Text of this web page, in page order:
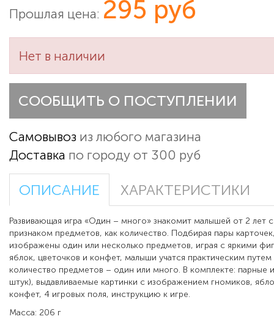
Прошлая цена: 295 руб
Нет в наличии
СООБЩИТЬ О ПОСТУПЛЕНИИ
Самовывоз из любого магазина
Доставка по городу от 300 руб
ОПИСАНИЕ ХАРАКТЕРИСТИКИ
Развивающая игра «Один – много» знакомит малышей от 2 лет
признаком предметов, как количество. Подбирая пары
изображены один или несколько предметов, играя с яркими
яблок, цветочков и конфет, малыши учатся практическим путем
количество предметов – один или много. В комплекте: парные
штук), выдавливаемые картинки с изображением гномиков,
конфет, 4 игровых поля, инструкцию к игре.
Масса: 206 г